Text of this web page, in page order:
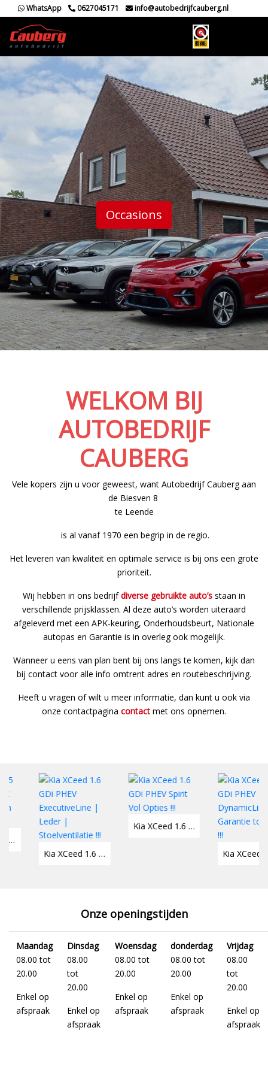
WhatsApp 0627045171 info@autobedrijfcauberg.nl
Occasions
WELKOM BIJ
AUTOBEDRIJF
CAUBERG
Vele kopers zijn u voor geweest, want Autobedrijf Cauberg aan
de Biesven 8
te Leende
is al vanaf 1970 een begrip in de regio.
Het leveren van kwaliteit en optimale service is bij ons een grote
prioriteit.
Wij hebben in ons bedrijfdiverse gebruikte auto’s staan in
verschillende prijsklassen. Al deze auto’s worden uiteraard
afgeleverd met een APK-keuring, Onderhoudsbeurt, Nationale
autopas en Garantie is in overleg ook mogelijk.
Wanneer u eens van plan bent bij ons langs te komen, kijk dan
bij contact voor alle info omtrent adres en routebeschrijving.
Heeft u vragen of wilt u meer informatie, dan kunt u ook via
onze contactpagina contact met ons opnemen.
Kia XCeed 1.6 GDi PHEV ExecutiveLine | Leder | Stoelventilatie !!!
Kia XCeed 1.6 GDi PHEV Spirit Vol Opties !!!
Kia XCeed 1.6 GDi PHEV DynamicLine Garantie tot 2032 !!!
Onze openingstijden
Maandag
08.00 tot
20.00
Enkel op
afspraak
Dinsdag
08.00
tot
20.00
Enkel op
afspraak
Woensdag
08.00 tot
20.00
Enkel op
afspraak
donderdag
08.00 tot
20.00
Enkel op
afspraak
Vrijdag
08.00
tot
20.00
Enkel op
afspraak